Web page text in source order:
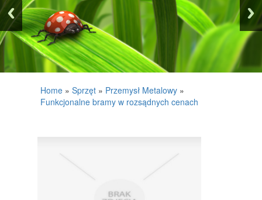
BANKI, PRZELEWY, WALUTY, KANTORY
WYKOŃCZENIA
PROJEKTOWANIE
MATERIAŁY BUDOWLANE
NIERUCHOMOŚCI, DZIAŁKI
Home » Sprzęt » Przemysł Metalowy »
Funkcjonalne bramy w rozsądnych cenach